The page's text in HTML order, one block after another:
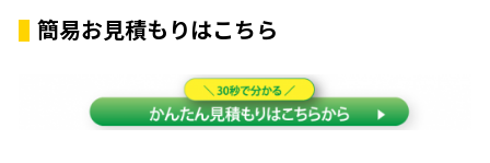
簡易お見積もりはこちら